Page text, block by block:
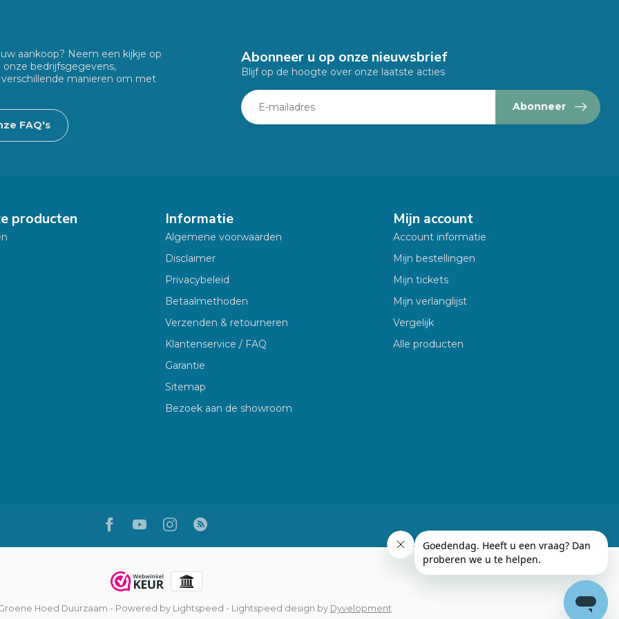
aankoop? Neem een kijkje op
bedrijfsgegevens,
manieren om met
FAQ's
Abonneer u op onze nieuwsbrief
Blijf op de hoogte over onze laatste acties
Abonneer
producten Informatie
Algemene voorwaarden
Disclaimer
Privacybeleid
Betaalmethoden
Verzenden & retourneren
Klantenservice / FAQ
Garantie
Sitemap
Bezoek aan de showroom
Mijn account
Account informatie
Mijn bestellingen
Mijn tickets
Mijn verlanglijst
Vergelijk
Alle producten
Hoed Duurzaam - Powered by Lightspeed - Lightspeed design by Dyvelopment